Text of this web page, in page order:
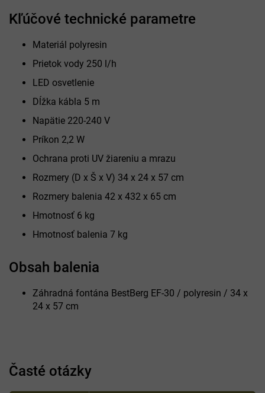
Kľúčové technické parametre
Materiál polyresin
Prietok vody 250 l/h
LED osvetlenie
Dĺžka kábla 5 m
Napätie 220-240 V
Príkon 2,2 W
Ochrana proti UV žiareniu a mrazu
Rozmery (D x Š x V) 34 x 24 x 57 cm
Rozmery balenia 42 x 432 x 65 cm
Hmotnosť 6 kg
Hmotnosť balenia 7 kg
Obsah balenia
Záhradná fontána BestBerg EF-30 / polyresin / 34 x
24 x 57 cm
Časté otázky